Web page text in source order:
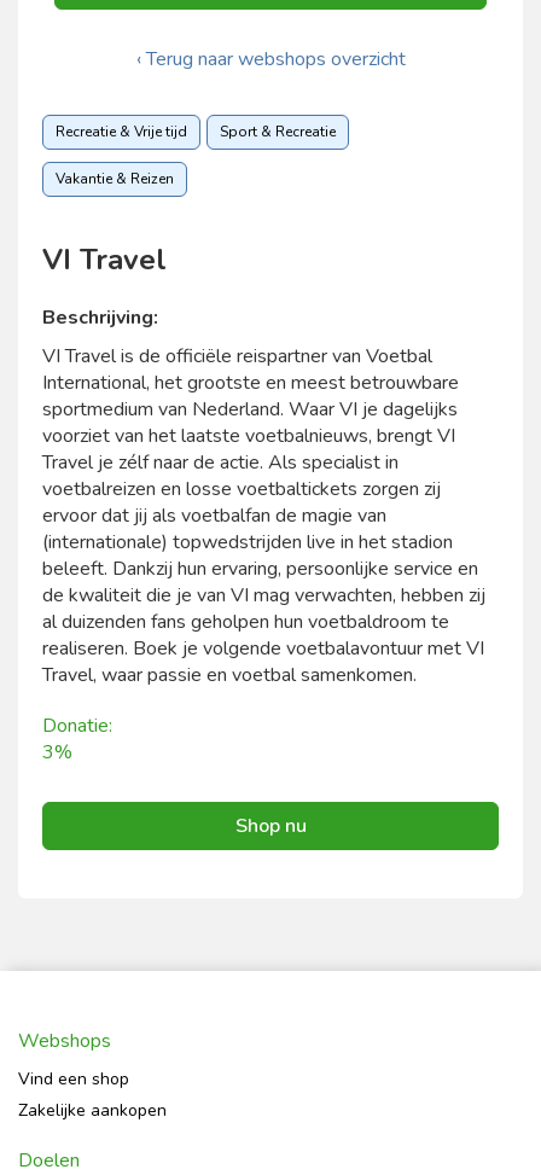
‹ Terug naar webshops overzicht
Recreatie & Vrije tijd Sport & Recreatie
Vakantie & Reizen
VI Travel
Beschrijving:
VI Travel is de officiële reispartner van Voetbal
International, het grootste en meest betrouwbare
sportmedium van Nederland. Waar VI je dagelijks
voorziet van het laatste voetbalnieuws, brengt VI
Travel je zélf naar de actie. Als specialist in
voetbalreizen en losse voetbaltickets zorgen zij
ervoor dat jij als voetbalfan de magie van
(internationale) topwedstrijden live in het stadion
beleeft. Dankzij hun ervaring, persoonlijke service en
de kwaliteit die je van VI mag verwachten, hebben zij
al duizenden fans geholpen hun voetbaldroom te
realiseren. Boek je volgende voetbalavontuur met VI
Travel, waar passie en voetbal samenkomen.
Donatie:
3%
Shop nu
Webshops
Vind een shop
Zakelijke aankopen
Doelen